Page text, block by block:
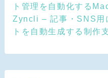
ト管理を自動化する
Zyncli – 記事・SNS用
トを自動生成する制作